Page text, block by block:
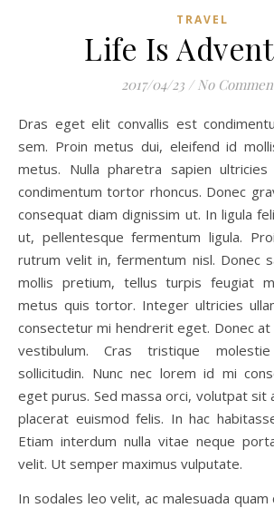
TRAVEL
Life Is
2017/04/23 / No
Dras eget elit convallis est condimentum congue non id
sem. Proin metus dui, eleifend id
metus. Nulla pharetra sapien
condimentum tortor rhoncus. Donec
consequat diam dignissim ut. In ligula
ut, pellentesque fermentum ligula.
rutrum velit in, fermentum nisl. Donec
mollis pretium, tellus turpis feugiat
metus quis tortor. Integer ultricies
consectetur mi hendrerit eget. Donec
vestibulum. Cras tristique
sollicitudin. Nunc nec lorem id mi
eget purus. Sed massa orci, volutpat
placerat euismod felis. In hac
Etiam interdum nulla vitae neque
velit. Ut semper maximus vulputate.
In sodales leo velit, ac malesuada quam